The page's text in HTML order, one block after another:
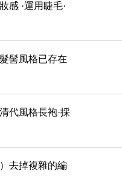
感 ·運用睫毛·
髻風格已存在
代風格長袍·採
去掉複雜的編